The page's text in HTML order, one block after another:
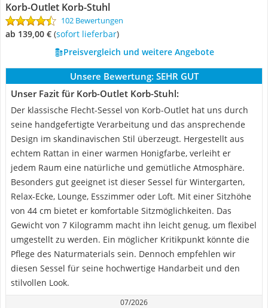
Korb-Outlet Korb-Stuhl
102 Bewertungen
ab 139,00 € ( Sofort lieferbar)
Preisvergleich und weitere Angebote
Unsere Bewertung: SEHR GUT
Unser Fazit für Korb-Outlet Korb-Stuhl:
Der klassische Flecht-Sessel von Korb-Outlet hat uns durch
seine handgefertigte Verarbeitung und das ansprechende
Design im skandinavischen Stil überzeugt. Hergestellt aus
echtem Rattan in einer warmen Honigfarbe, verleiht er
jedem Raum eine natürliche und gemütliche Atmosphäre.
Besonders gut geeignet ist dieser Sessel für Wintergarten,
Relax-Ecke, Lounge, Esszimmer oder Loft. Mit einer Sitzhöhe
von 44 cm bietet er komfortable Sitzmöglichkeiten. Das
Gewicht von 7 Kilogramm macht ihn leicht genug, um flexibel
umgestellt zu werden. Ein möglicher Kritikpunkt könnte die
Pflege des Naturmaterials sein. Dennoch empfehlen wir
diesen Sessel für seine hochwertige Handarbeit und den
stilvollen Look.
07/2026